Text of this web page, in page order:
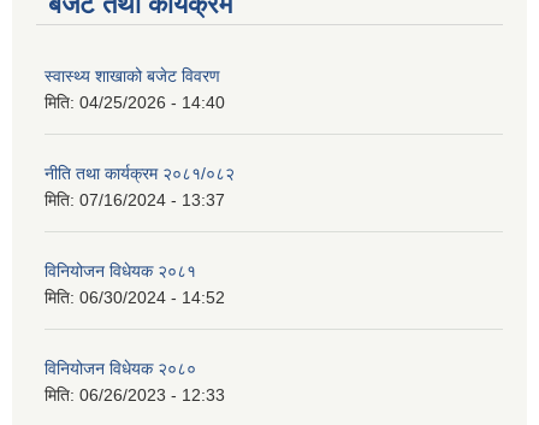
स्वास्थ्य शाखाको बजेट विवरण
मिति: 04/25/2026 - 14:40
नीति तथा कार्यक्रम २०८१/०८२
मिति: 07/16/2024 - 13:37
विनियोजन विधेयक २०८१
मिति: 06/30/2024 - 14:52
विनियोजन विधेयक २०८०
मिति: 06/26/2023 - 12:33